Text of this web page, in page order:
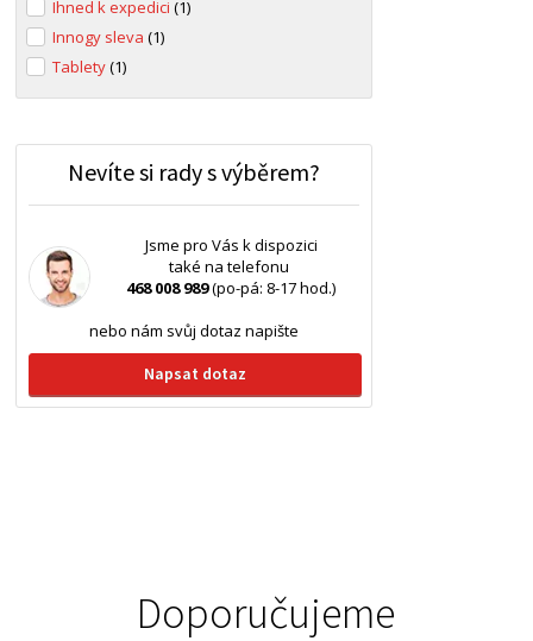
Ihned k expedici(1)
Innogy sleva(1)
Tablety(1)
Nevíte si rady s výběrem?
Jsme pro Vás k dispozici
také na telefonu
468 008 989(po-pá: 8-17 hod.)
nebo nám svůj dotaz napište
Napsat dotaz
Doporučujeme